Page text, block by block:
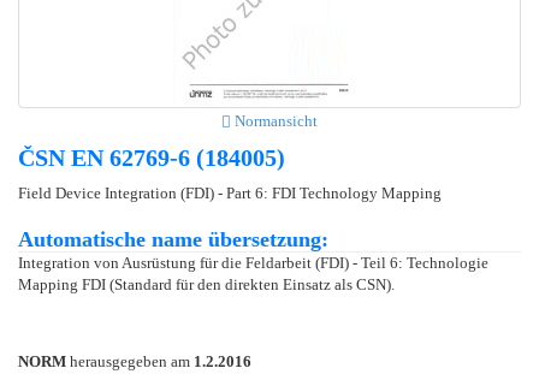
Normansicht
ČSN EN 62769-6 (184005)
Field Device Integration (FDI) - Part 6: FDI Technology Mapping
Automatische name übersetzung:
Integration von Ausrüstung für die Feldarbeit (FDI) - Teil 6: Technologie
Mapping FDI (Standard für den direkten Einsatz als CSN).
NORM herausgegeben am 1.2.2016